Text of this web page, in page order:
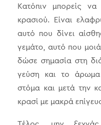
Κατόπιν μπορείς
κρασιού. Είναι
αυτό που δίνει
γεμάτο, αυτό που
δώσε σημασία στη
γεύση και το
στόμα και μετά την
κρασί με μακρά